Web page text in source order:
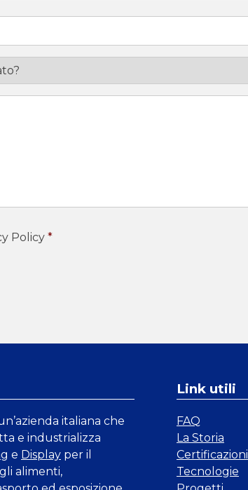
Policy *
italiana che
e industrializza
e Display per il
alimenti,
Link utili
FAQ
La Storia
Certificazioni
Tecnologie